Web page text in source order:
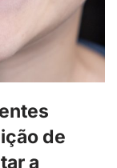
de
a